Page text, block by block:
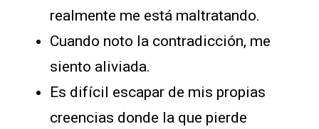
realmente me está maltratando.
Cuando noto la contradicción, me
siento aliviada.
Es difícil escapar de mis propias
creencias donde la que pierde